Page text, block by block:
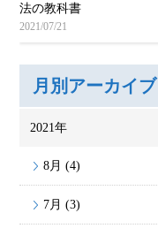
法の教科書
2021/07/21
月別アーカイブ
2021年
8月 (4)
7月 (3)